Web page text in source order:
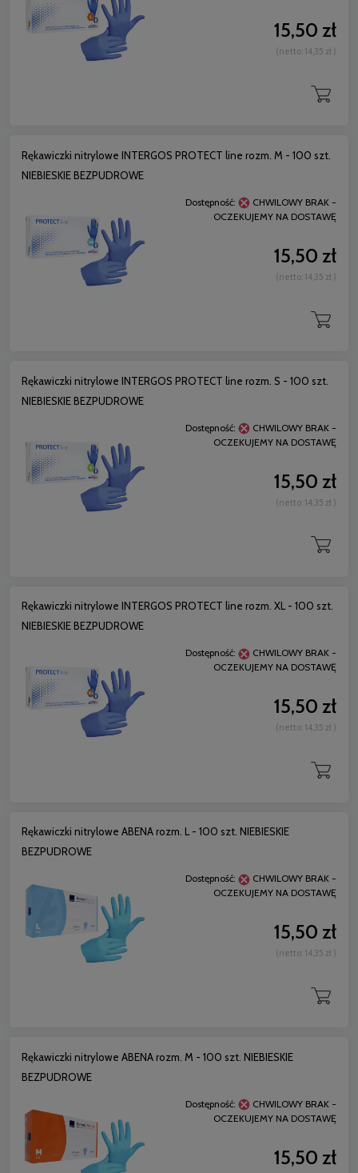
15,50 zł
(netto: 14,35 zł )
Rękawiczki nitrylowe INTERGOS PROTECT line rozm. M - 100 szt.
NIEBIESKIE BEZPUDROWE
Dostępność:
CHWILOWY BRAK -
OCZEKUJEMY NA DOSTAWĘ
15,50 zł
(netto: 14,35 zł )
Rękawiczki nitrylowe INTERGOS PROTECT line rozm. S - 100 szt.
NIEBIESKIE BEZPUDROWE
Dostępność:
CHWILOWY BRAK -
OCZEKUJEMY NA DOSTAWĘ
15,50 zł
(netto: 14,35 zł )
Rękawiczki nitrylowe INTERGOS PROTECT line rozm. XL - 100 szt.
NIEBIESKIE BEZPUDROWE
Dostępność:
CHWILOWY BRAK -
OCZEKUJEMY NA DOSTAWĘ
15,50 zł
(netto: 14,35 zł )
Rękawiczki nitrylowe ABENA rozm. L - 100 szt. NIEBIESKIE
BEZPUDROWE
Dostępność:
CHWILOWY BRAK -
OCZEKUJEMY NA DOSTAWĘ
15,50 zł
(netto: 14,35 zł )
Rękawiczki nitrylowe ABENA rozm. M - 100 szt. NIEBIESKIE
BEZPUDROWE
Dostępność:
CHWILOWY BRAK -
OCZEKUJEMY NA DOSTAWĘ
15,50 zł